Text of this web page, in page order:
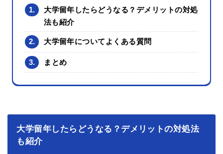
1.
大学留年したらどうなる？デメリットの対処
法も紹介
2. 大学留年についてよくある質問
3. まとめ
大学留年したらどうなる？デメリットの対処法
も紹介